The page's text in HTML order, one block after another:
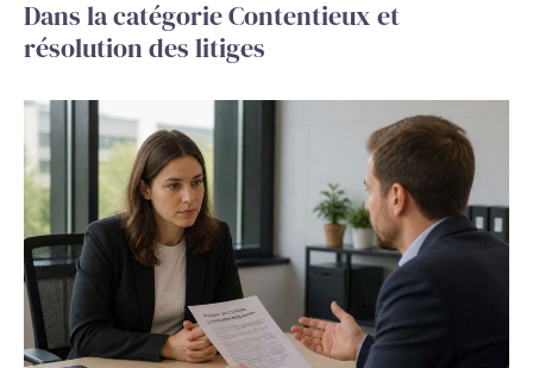
Dans la catégorie Contentieux et
résolution des litiges